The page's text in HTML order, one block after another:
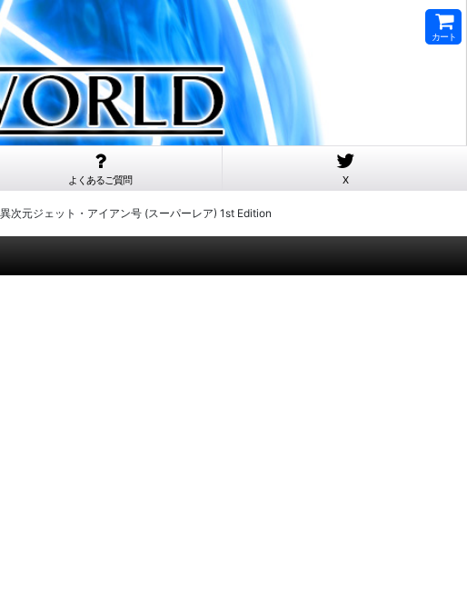
カート
よくあるご質問 X
次元ジェット・アイアン号 (スーパーレア) 1st Edition